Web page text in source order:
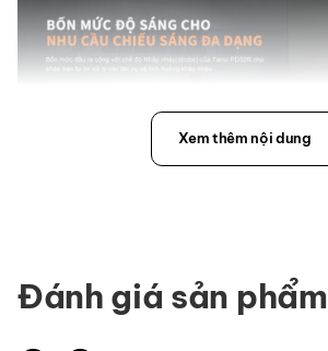
Xem thêm nội dung
Đánh giá sản phẩm